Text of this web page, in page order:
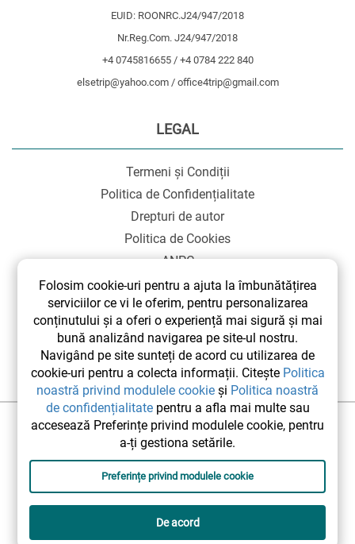
EUID: ROONRC.J24/947/2018
Nr.Reg.Com. J24/947/2018
+4 0745816655 / +4 0784 222 840
elsetrip@yahoo.com / office4trip@gmail.com
LEGAL
Termeni și Condiții
Politica de Confidențialitate
Drepturi de autor
Politica de Cookies
ANPC
SOL
©2026 elsetrip.com Toate drepturile rezervate.
Designed and developed by
Folosim cookie-uri pentru a ajuta la îmbunătățirea
serviciilor ce vi le oferim, pentru personalizarea
conținutului și a oferi o experiență mai sigură și mai
bună analizând navigarea pe site-ul nostru.
Navigând pe site sunteți de acord cu utilizarea de
cookie-uri pentru a colecta informații. Citește Politica
noastră privind modulele cookie și Politica noastră
de confidențialitatepentru a afla mai multe sau
accesează Preferințe privind modulele cookie, pentru
a-ți gestiona setările.
Preferințe privind modulele cookie
De acord